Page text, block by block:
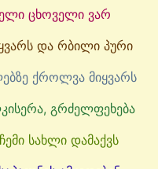
ცხოველი ვარ
და რბილი პური
ქროლვა მიყვარს
გრძელფეხება
სახლი დამაქვს